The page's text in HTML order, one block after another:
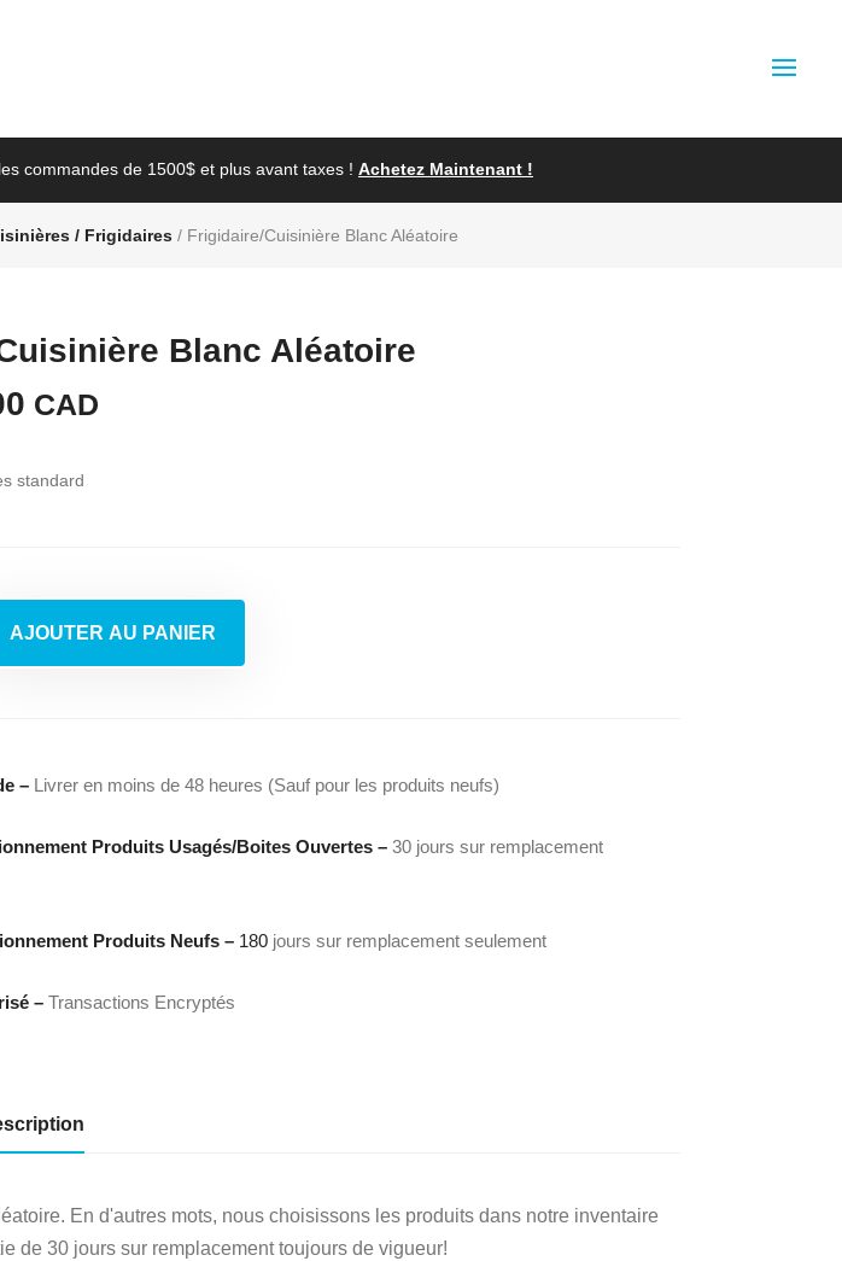
commandes de 1500$ et plus avant taxes ! Achetez Maintenant !
/ Frigidaires / Frigidaire/Cuisinière Blanc Aléatoire
Blanc Aléatoire
Le
actuel
CAD
standard
AJOUTER AU PANIER
– Livrer en moins de 48 heures (Sauf pour les produits neufs)
Produits Usagés/Boites Ouvertes – 30 jours sur remplacement
Produits Neufs –180jours sur remplacement seulement
– Transactions Encryptés
En d'autres mots, nous choisissons les produits dans notre inventaire
de 30 jours sur remplacement toujours de vigueur!